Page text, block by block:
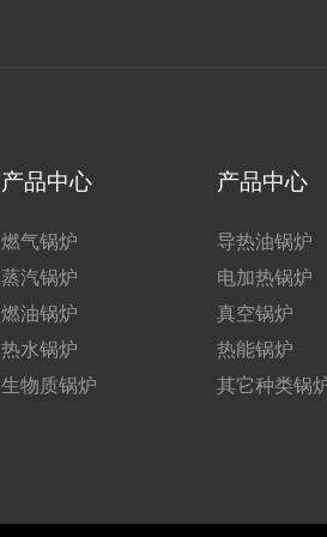
产品中心
燃气锅炉
蒸汽锅炉
燃油锅炉
热水锅炉
生物质锅炉
产品中心
导热油锅炉
电加热锅炉
真空锅炉
热能锅炉
其它种类锅